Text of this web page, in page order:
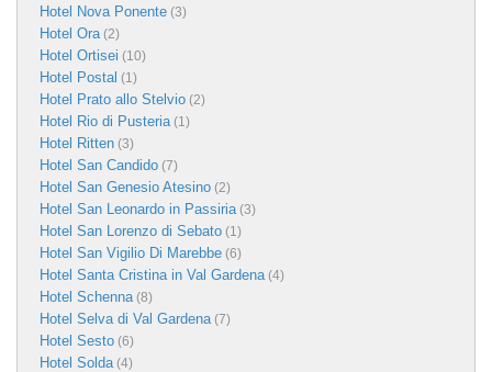
Hotel Nova Ponente (3)
Hotel Ora(2)
Hotel Ortisei (10)
Hotel Postal (1)
Hotel Prato allo Stelvio (2)
Hotel Rio di Pusteria(1)
Hotel Ritten (3)
Hotel San Candido (7)
Hotel San Genesio Atesino (2)
Hotel San Leonardo in Passiria(3)
Hotel San Lorenzo di Sebato (1)
Hotel San Vigilio Di Marebbe (6)
Hotel Santa Cristina in Val Gardena(4)
Hotel Schenna(8)
Hotel Selva di Val Gardena(7)
Hotel Sesto (6)
Hotel Solda(4)